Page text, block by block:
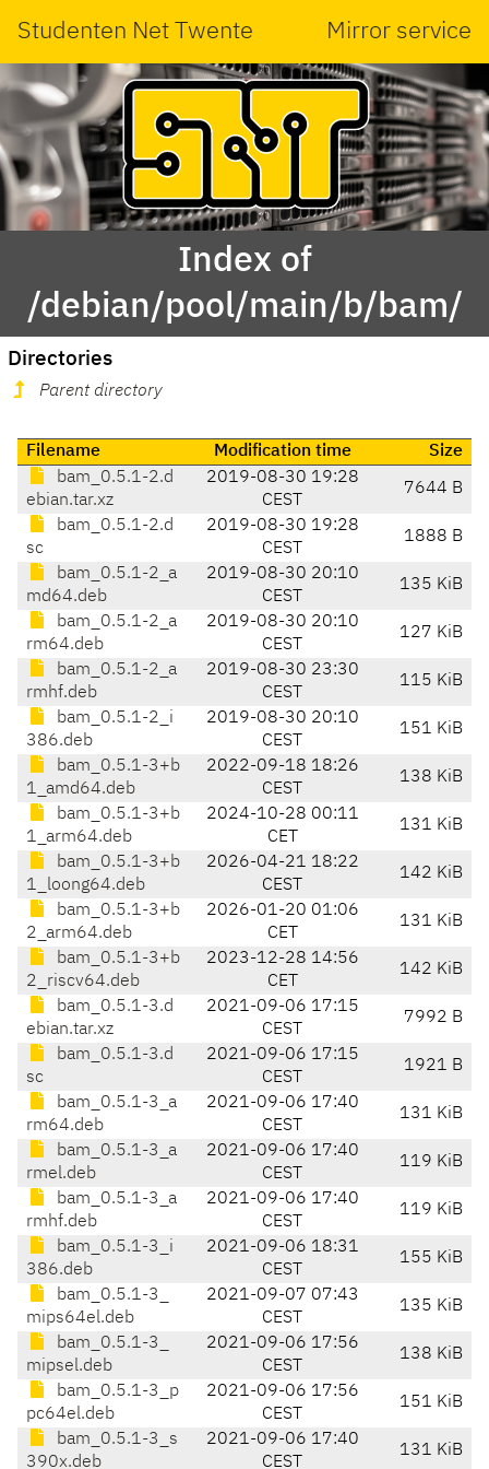
Studenten Net Twente Mirror service
Index of
/debian/pool/main/b/bam/
Directories
Parent directory
Filename Modification time
Size
bam_0.5.1-2.d
ebian.tar.xz
2019-08-30 19:28
CEST
7644 B
bam_0.5.1-2.d
sc
2019-08-30 19:28
CEST
1888 B
bam_0.5.1-2_a
md64.deb
2019-08-30 20:10
CEST
135 KiB
bam_0.5.1-2_a
rm64.deb
2019-08-30 20:10
CEST
127 KiB
bam_0.5.1-2_a
rmhf.deb
2019-08-30 23:30
CEST
115 KiB
bam_0.5.1-2_i
386.deb
2019-08-30 20:10
CEST
151 KiB
bam_0.5.1-3+b
1_amd64.deb
2022-09-18 18:26
CEST
138 KiB
bam_0.5.1-3+b
1_arm64.deb
2024-10-28 00:11
CET
131 KiB
bam_0.5.1-3+b
1_loong64.deb
2026-04-21 18:22
CEST
142 KiB
bam_0.5.1-3+b
2_arm64.deb
2026-01-20 01:06
CET
131 KiB
bam_0.5.1-3+b
2_riscv64.deb
2023-12-28 14:56
CET
142 KiB
bam_0.5.1-3.d
ebian.tar.xz
2021-09-06 17:15
CEST
7992 B
bam_0.5.1-3.d
sc
2021-09-06 17:15
CEST
1921 B
bam_0.5.1-3_a
rm64.deb
2021-09-06 17:40
CEST
131 KiB
bam_0.5.1-3_a
rmel.deb
2021-09-06 17:40
CEST
119 KiB
bam_0.5.1-3_a
rmhf.deb
2021-09-06 17:40
CEST
119 KiB
bam_0.5.1-3_i
386.deb
2021-09-06 18:31
CEST
155 KiB
bam_0.5.1-3_
mips64el.deb
2021-09-07 07:43
CEST
135 KiB
bam_0.5.1-3_
mipsel.deb
2021-09-06 17:56
CEST
138 KiB
bam_0.5.1-3_p
pc64el.deb
2021-09-06 17:56
CEST
151 KiB
bam_0.5.1-3_s
390x.deb
2021-09-06 17:40
CEST
131 KiB